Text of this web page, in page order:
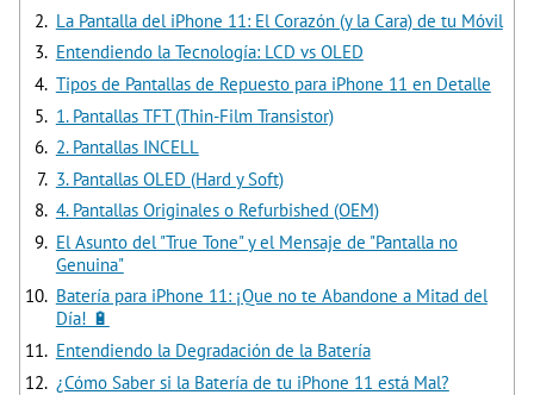
La Pantalla del iPhone 11: El Corazón (y la Cara) de tu Móvil
Entendiendo la Tecnología: LCD vs OLED
Tipos de Pantallas de Repuesto para iPhone 11 en Detalle
1. Pantallas TFT (Thin-Film Transistor)
2. Pantallas INCELL
3. Pantallas OLED (Hard y Soft)
4. Pantallas Originales o Refurbished (OEM)
El Asunto del "True Tone" y el Mensaje de "Pantalla no
Genuina"
Batería para iPhone 11: ¡Que no te Abandone a Mitad del
Día! 🔋
Entendiendo la Degradación de la Batería
¿Cómo Saber si la Batería de tu iPhone 11 está Mal?